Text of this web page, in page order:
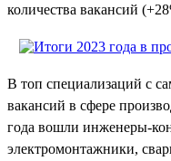
количества вакансий
В топ специализаций с
вакансий в сфере
года вошли инженеры-
электромонтажники,